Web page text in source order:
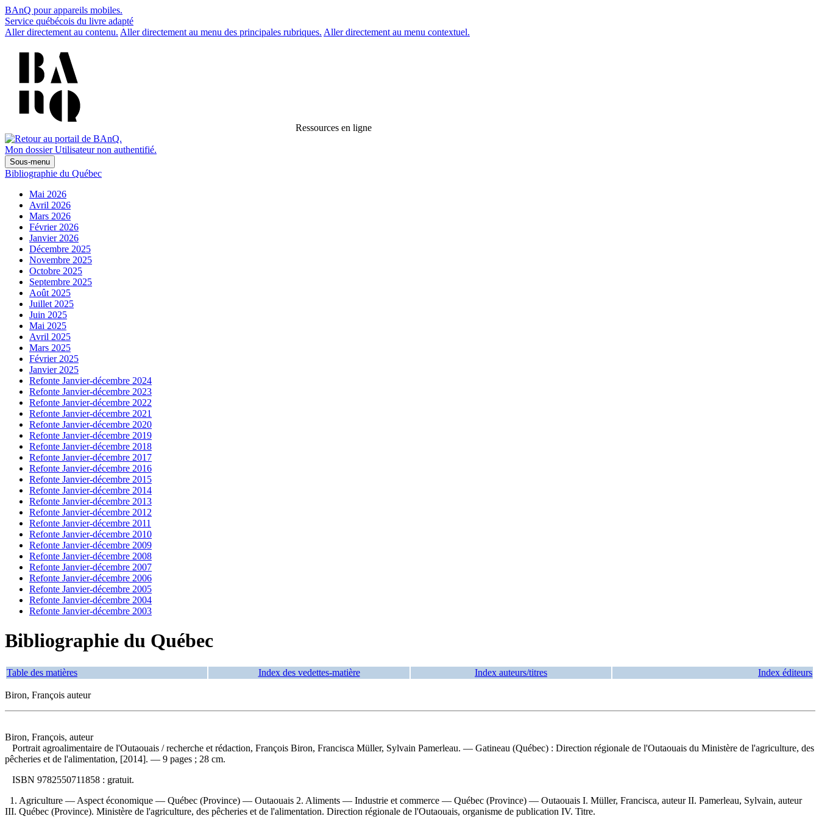
BAnQ pour appareils mobiles.
Service québécois du livre adapté
Aller directement au contenu. Aller directement au menu des principales rubriques. Aller directement au menu contextuel.
Ressources en ligne
Mon dossier Utilisateur non authentifié.
Sous-menu
Bibliographie du Québec
Mai 2026
Avril 2026
Mars 2026
Février 2026
Janvier 2026
Décembre 2025
Novembre 2025
Octobre 2025
Septembre 2025
Août 2025
Juillet 2025
Juin 2025
Mai 2025
Avril 2025
Mars 2025
Février 2025
Janvier 2025
Refonte Janvier-décembre 2024
Refonte Janvier-décembre 2023
Refonte Janvier-décembre 2022
Refonte Janvier-décembre 2021
Refonte Janvier-décembre 2020
Refonte Janvier-décembre 2019
Refonte Janvier-décembre 2018
Refonte Janvier-décembre 2017
Refonte Janvier-décembre 2016
Refonte Janvier-décembre 2015
Refonte Janvier-décembre 2014
Refonte Janvier-décembre 2013
Refonte Janvier-décembre 2012
Refonte Janvier-décembre 2011
Refonte Janvier-décembre 2010
Refonte Janvier-décembre 2009
Refonte Janvier-décembre 2008
Refonte Janvier-décembre 2007
Refonte Janvier-décembre 2006
Refonte Janvier-décembre 2005
Refonte Janvier-décembre 2004
Refonte Janvier-décembre 2003
Bibliographie du Québec
Table des matières Index des vedettes-matière Index auteurs/titres Index éditeurs
Biron, François auteur
Biron, François, auteur
Portrait agroalimentaire de l'Outaouais / recherche et rédaction, François Biron, Francisca Müller, Sylvain Pamerleau. — Gatineau (Québec) : Direction régionale de l'Outaouais du Ministère de l'agriculture, des
pêcheries et de l'alimentation, [2014]. — 9 pages ; 28 cm.
ISBN 9782550711858 : gratuit.
1. Agriculture — Aspect économique — Québec (Province) — Outaouais 2. Aliments — Industrie et commerce — Québec (Province) — Outaouais I. Müller, Francisca, auteur II. Pamerleau, Sylvain, auteur
III. Québec (Province). Ministère de l'agriculture, des pêcheries et de l'alimentation. Direction régionale de l'Outaouais, organisme de publication IV. Titre.